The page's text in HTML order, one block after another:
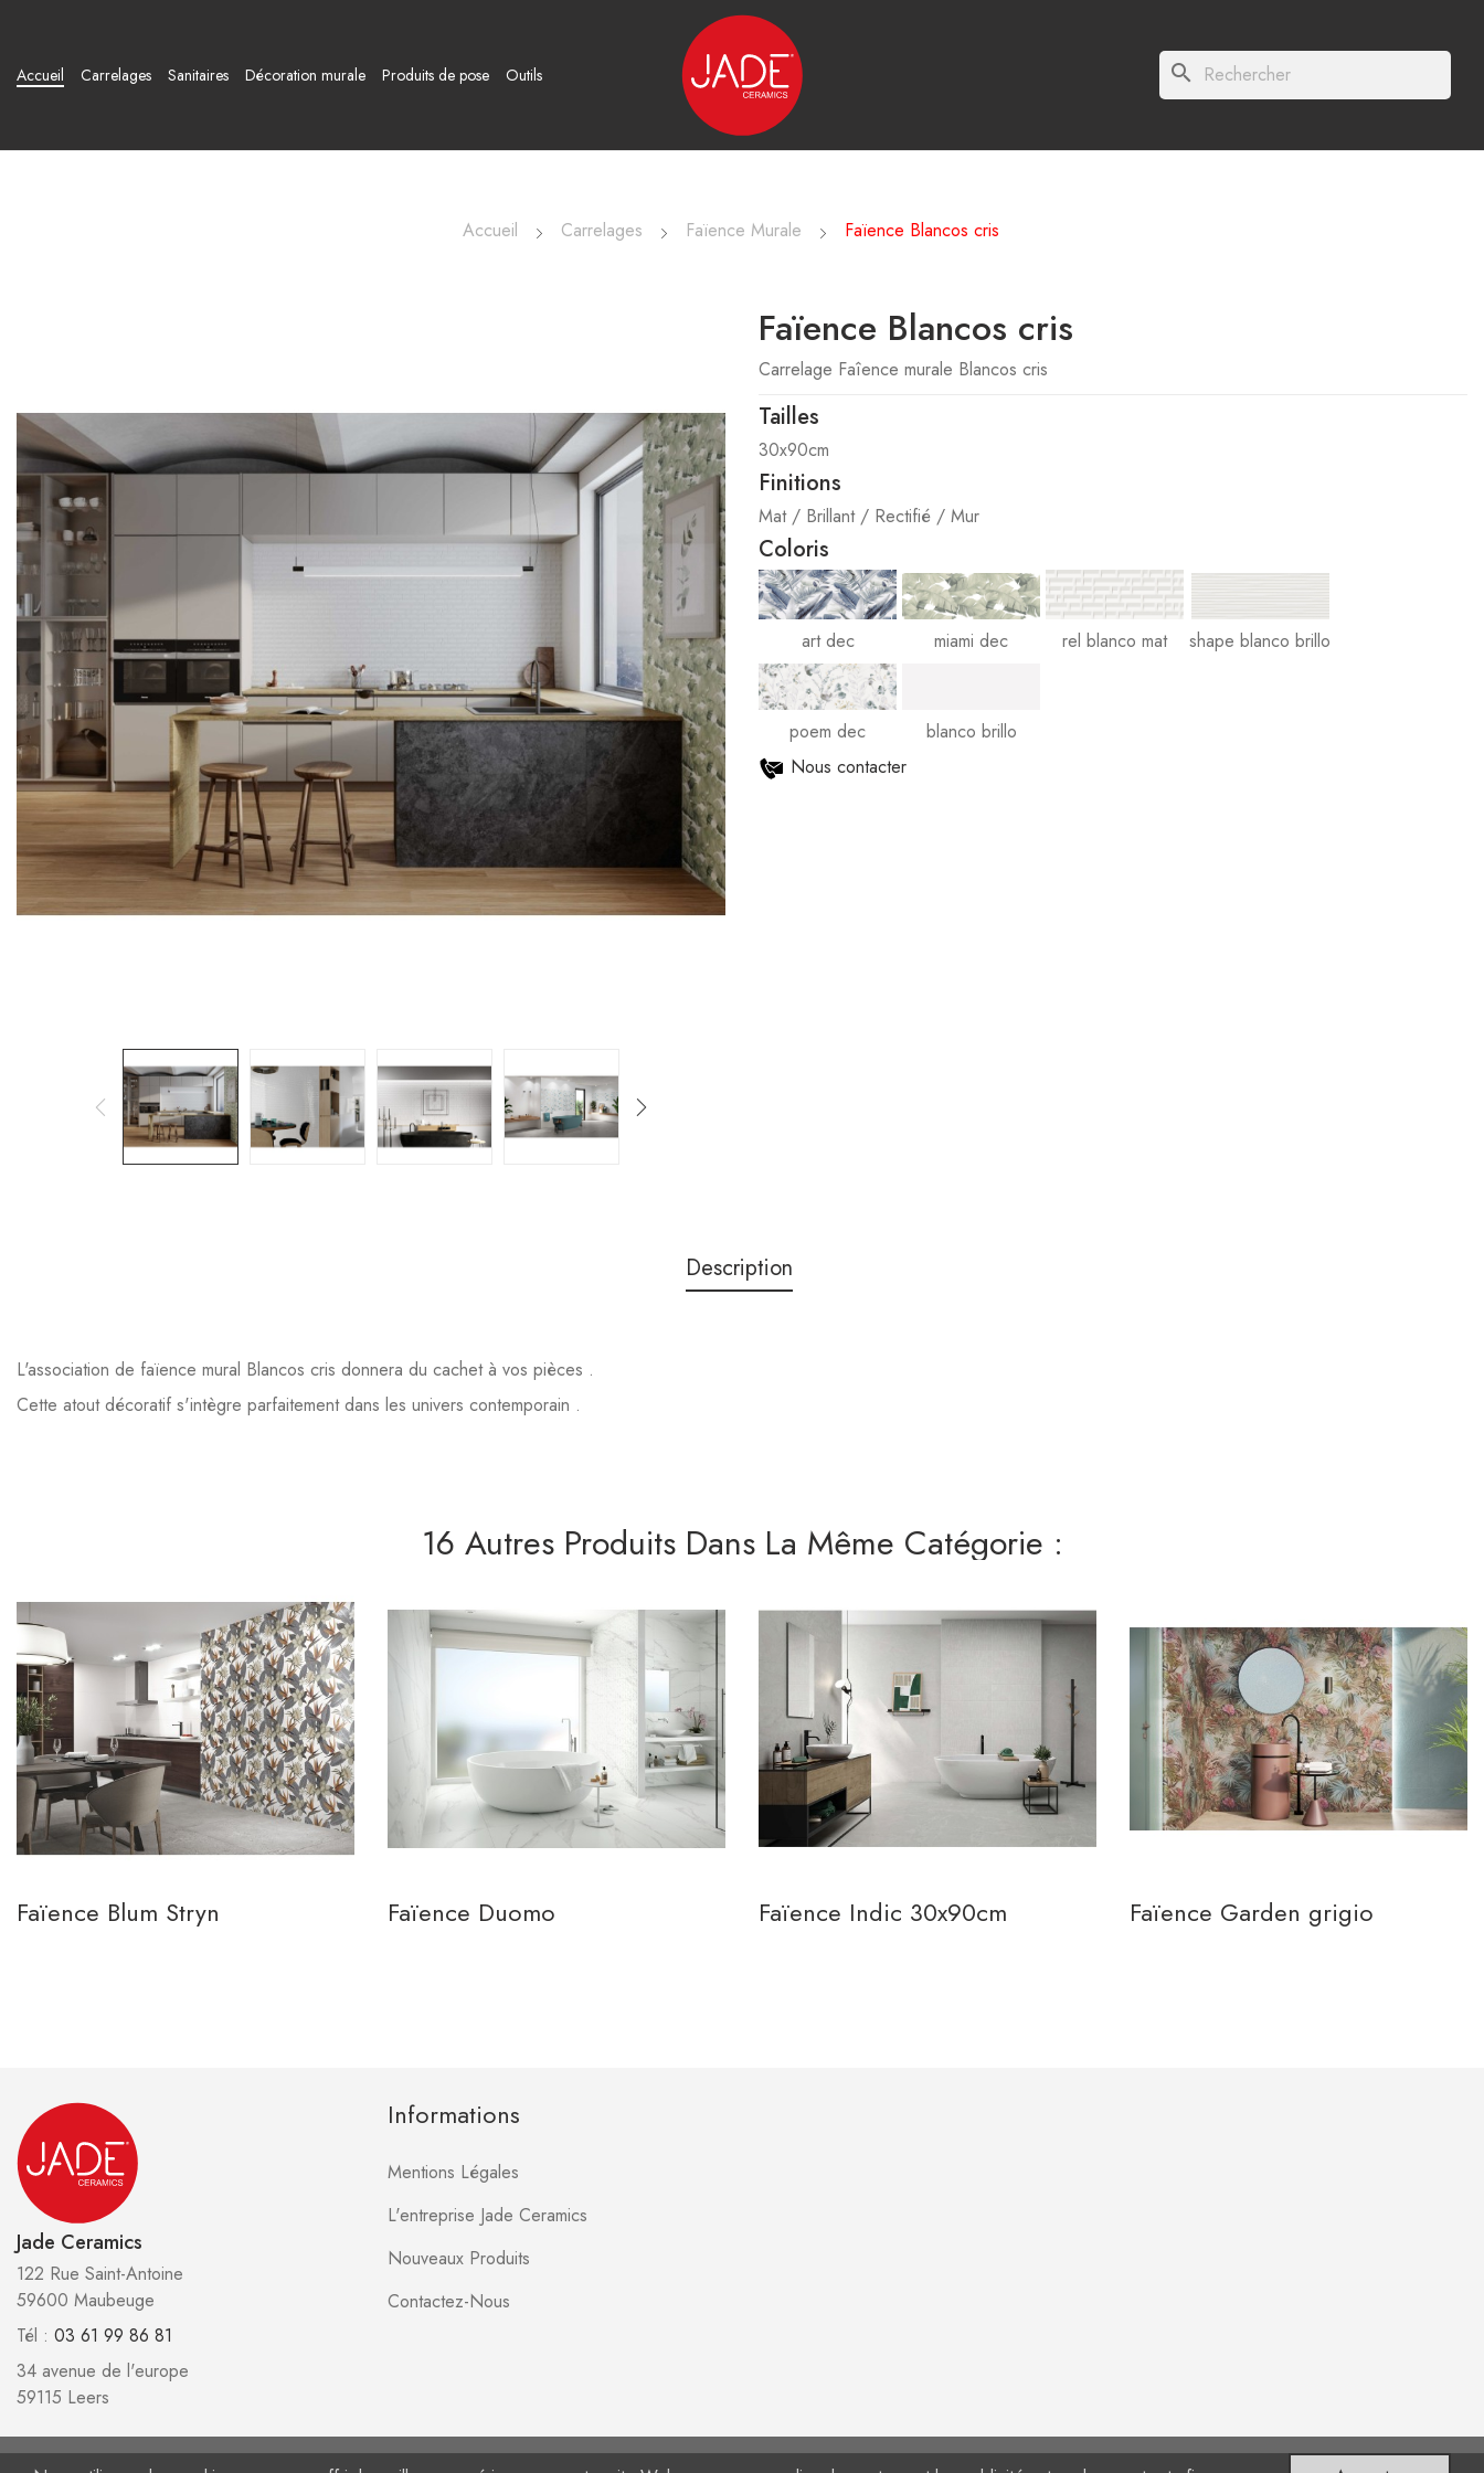
Accueil Carrelages Sanitaires Décoration murale Produits de pose Outils search
Accueil Carrelages Faïence Murale Faïence Blancos cris
Faïence Blancos cris
Carrelage Faîence murale Blancos cris
Tailles
30x90cm
Finitions
Mat / Brillant / Rectifié / Mur
Coloris
art dec miami dec rel blanco mat shape blanco brillo
poem dec
blanco brillo
Nous contacter
Description
L'association de faïence mural Blancos cris donnera du cachet à vos pièces .
Cette atout décoratif s'intègre parfaitement dans les univers contemporain .
16 Autres Produits Dans La Même Catégorie :
Faïence Blum Stryn Faïence Duomo Faïence Indic 30x90cm Faïence Garden grigio
Jade Ceramics
122 Rue Saint-Antoine
59600 Maubeuge
Tél : 03 61 99 86 81
34 avenue de l'europe
59115 Leers
Informations
Mentions Légales
L'entreprise Jade Ceramics
Nouveaux Produits
Contactez-Nous